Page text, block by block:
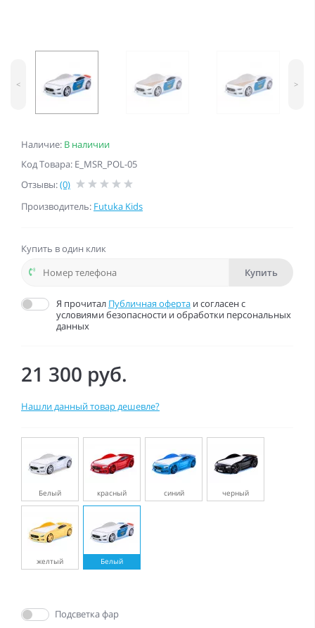
Наличие: В наличии
Код Товара: E_MSR_POL-05
Отзывы:(0)
Производитель: Futuka Kids
< >
Купить в один клик
Купить
Я прочитал Публичная оферта и согласен с
условиями безопасности и обработки персональных
данных
21 300 руб.
Нашли данный товар дешевле?
Белый красный синий черный
желтый Белый
Подсветка фар
Да